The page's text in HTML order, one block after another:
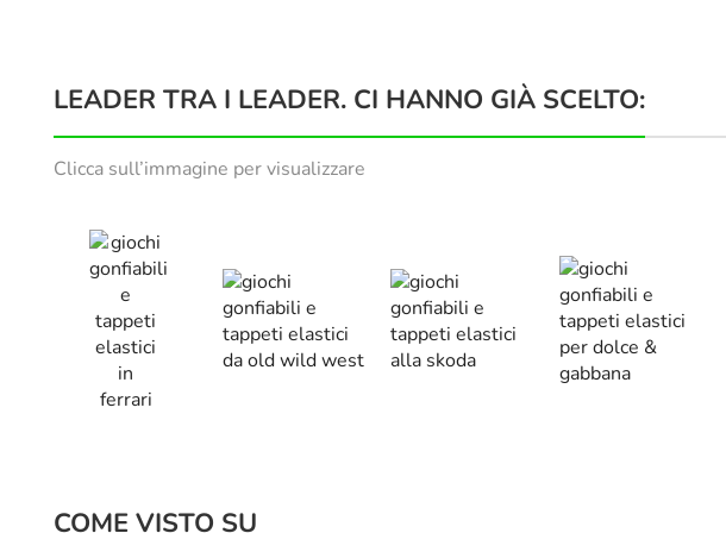
LEADER TRA I LEADER. CI HANNO GIÀ SCELTO:
Clicca sull’immagine per visualizzare
COME VISTO SU